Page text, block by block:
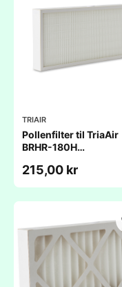
TRIAIR
Pollenfilter til TriaAir
BRHR-180H
215,00 kr